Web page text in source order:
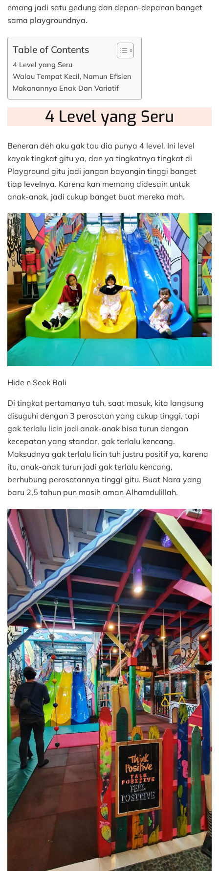
emang jadi satu gedung dan depan-depanan banget
sama playgroundnya.
Table of Contents
4 Level yang Seru
Walau Tempat Kecil, Namun Efisien
Makanannya Enak Dan Variatif
4 Level yang Seru
Beneran deh aku gak tau dia punya 4 level. Ini level
kayak tingkat gitu ya, dan ya tingkatnya tingkat di
Playground gitu jadi jangan bayangin tinggi banget
tiap levelnya. Karena kan memang didesain untuk
anak-anak, jadi cukup banget buat mereka mah.
Hide n Seek Bali
Di tingkat pertamanya tuh, saat masuk, kita langsung
disuguhi dengan 3 perosotan yang cukup tinggi, tapi
gak terlalu licin jadi anak-anak bisa turun dengan
kecepatan yang standar, gak terlalu kencang.
Maksudnya gak terlalu licin tuh justru positif ya, karena
itu, anak-anak turun jadi gak terlalu kencang,
berhubung perosotannya tinggi gitu. Buat Nara yang
baru 2,5 tahun pun masih aman Alhamdulillah.